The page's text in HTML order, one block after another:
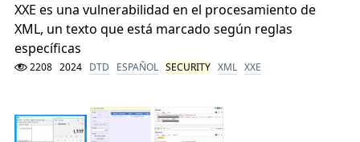
XXE es una vulnerabilidad en el procesamiento de
XML, un texto que está marcado según reglas
específicas
2208 2024 DTD ESPAÑOL SECURITY XML XXE